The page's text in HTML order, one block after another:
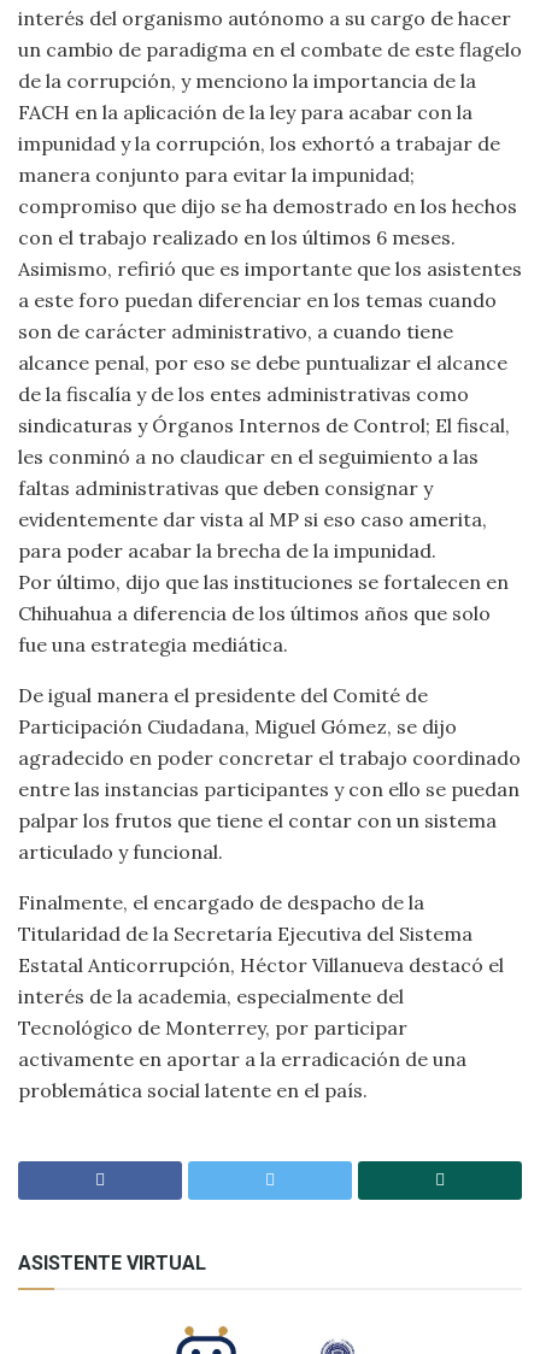
interés del organismo autónomo a su cargo de hacer
un cambio de paradigma en el combate de este flagelo
de la corrupción, y menciono la importancia de la
FACH en la aplicación de la ley para acabar con la
impunidad y la corrupción, los exhortó a trabajar de
manera conjunto para evitar la impunidad;
compromiso que dijo se ha demostrado en los hechos
con el trabajo realizado en los últimos 6 meses.
Asimismo, refirió que es importante que los asistentes
a este foro puedan diferenciar en los temas cuando
son de carácter administrativo, a cuando tiene
alcance penal, por eso se debe puntualizar el alcance
de la fiscalía y de los entes administrativas como
sindicaturas y Órganos Internos de Control; El fiscal,
les conminó a no claudicar en el seguimiento a las
faltas administrativas que deben consignar y
evidentemente dar vista al MP si eso caso amerita,
para poder acabar la brecha de la impunidad.
Por último, dijo que las instituciones se fortalecen en
Chihuahua a diferencia de los últimos años que solo
fue una estrategia mediática.
De igual manera el presidente del Comité de
Participación Ciudadana, Miguel Gómez, se dijo
agradecido en poder concretar el trabajo coordinado
entre las instancias participantes y con ello se puedan
palpar los frutos que tiene el contar con un sistema
articulado y funcional.
Finalmente, el encargado de despacho de la
Titularidad de la Secretaría Ejecutiva del Sistema
Estatal Anticorrupción, Héctor Villanueva destacó el
interés de la academia, especialmente del
Tecnológico de Monterrey, por participar
activamente en aportar a la erradicación de una
problemática social latente en el país.
ASISTENTE VIRTUAL